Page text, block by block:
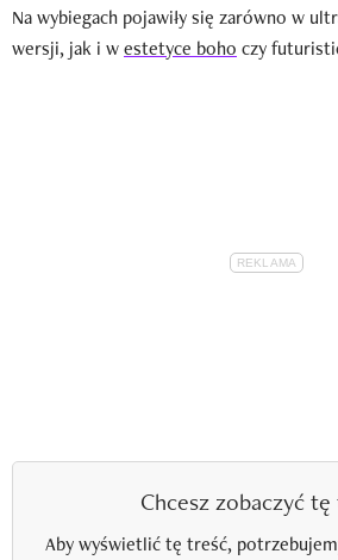
Na wybiegach pojawiły się zarówno w
wersji, jak i westetyce boho czy
Chcesz zobaczyć tę
Aby wyświetlić tę treść,